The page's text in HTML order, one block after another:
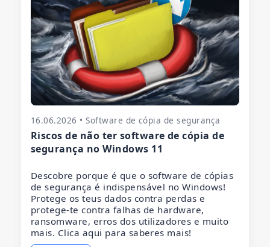
16.06.2026 • Software de cópia de segurança
Riscos de não ter software de cópia de
segurança no Windows 11
Descobre porque é que o software de cópias
de segurança é indispensável no Windows!
Protege os teus dados contra perdas e
protege-te contra falhas de hardware,
ransomware, erros dos utilizadores e muito
mais. Clica aqui para saberes mais!